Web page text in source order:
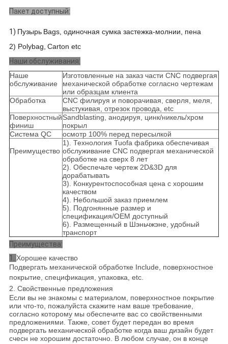
Пакет доступный:
1) Пузырь Bags, одиночная сумка застежка-молнии, пена
2) Polybag, Carton etc
Наши обслуживания:
Наше
обслуживание
Изготовленные на заказ части CNC подвергая
механической обработке согласно чертежам
или образцам клиента
Обработка
CNC филируя и поворачивая, сверля, меля,
выстукивая, отрезок провода, etc
Поверхностный
финиш
Sandblasting, анодируя, цинк/никель/хром
покрыл
Система QC
осмотр 100% перед пересылкой
Преимущество
1). Технология Tuofa фабрика обеспечивая
обслуживание CNC подвергая механической
обработке на сверх 8 лет
2). Обеспечьте чертеж 2D&3D для
дорабатывать
3). Конкурентоспособная цена с хорошим
качеством
4). Небольшой заказ приемлем
5). Подгонянные размер и
спецификация/OEM доступный
6). Размещенный в Шэньчжэне, удобный
транспорт
Преимущества:
1. Хорошее качество
Подвергать механической обработке Include, поверхностное
покрытие, спецификация, упаковка, etc.
2. Свойственные предложения
Если вы не знакомы с материалом, поверхностное покрытие
или что-то, пожалуйста скажите нам ваше требование,
согласно которому мы обеспечите вас со свойственными
предложениями. Также, совет будет передан во время
подвергать механической обработке когда ваш дизайн будет
счесн не хорошим достаточно. В любом случае, он в конце